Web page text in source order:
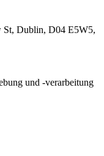
St, Dublin, D04 E5W5,
und -verarbeitung